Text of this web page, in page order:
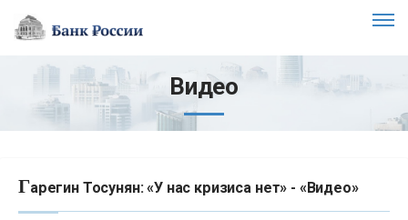
Видео
Гарегин Тосунян: «У нас кризиса нет» - «Видео»